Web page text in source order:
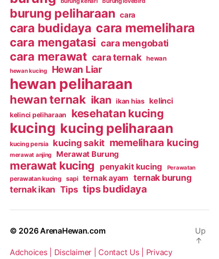
burung peliharaan cara
cara budidaya cara memelihara
cara mengatasi cara mengobati
cara merawat cara ternak hewan
hewan kucing Hewan Liar
hewan peliharaan
hewan ternak ikan ikan hias kelinci
kelinci peliharaan kesehatan kucing
kucing kucing peliharaan
kucing persia kucing sakit memelihara kucing
merawat anjing Merawat Burung
merawat kucing penyakit kucing Perawatan
perawatan kucing sapi ternak ayam ternak burung
ternak ikan Tips tips budidaya
© 2026ArenaHewan.com
Adchoices | Disclaimer | Contact Us | Privacy
Up
↑